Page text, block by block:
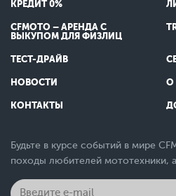
КРЕДИТ 0%
CFMOTO – АРЕНДА С
ВЫКУПОМ ДЛЯ ФИЗЛИЦ
ТЕСТ-ДРАЙВ
НОВОСТИ О
КОНТАКТЫ
Будьте в курсе событий в мире
походы любителей мототехники,